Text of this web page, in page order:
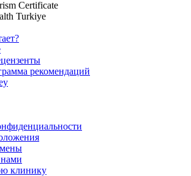
рекомендаций
клинику